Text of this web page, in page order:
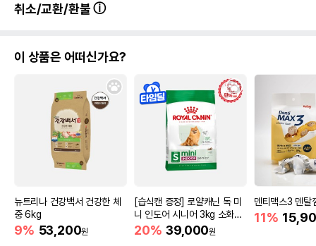
취소/교환/환불
이 상품은 어떠신가요?
뉴트리나 건강백서 건강한 체
중 6kg
9% 53,200원
[습식캔 증정] 로얄캐닌 독 미
니 인도어 시니어 3kg 소화도
움
20% 39,000원
덴티맥스3 덴탈
11%